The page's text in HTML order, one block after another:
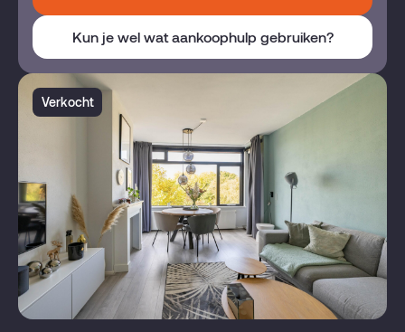
Kun je wel wat aankoophulp gebruiken?
Verkocht